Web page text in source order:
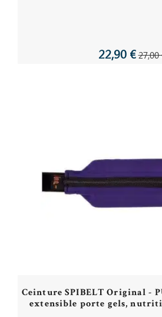
22,90 €27,00
Ceinture SPIBELT Original -
extensible porte gels,